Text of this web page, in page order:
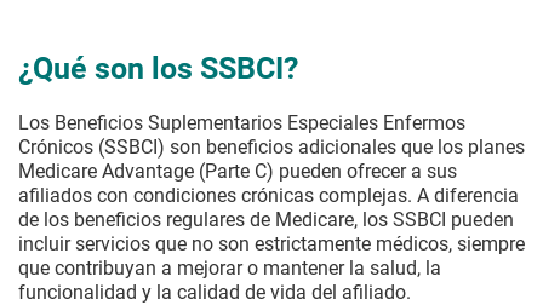
¿Qué son los SSBCI?
Los Beneficios Suplementarios Especiales Enfermos
Crónicos (SSBCI) son beneficios adicionales que los planes
Medicare Advantage (Parte C) pueden ofrecer a sus
afiliados con condiciones crónicas complejas. A diferencia
de los beneficios regulares de Medicare, los SSBCI pueden
incluir servicios que no son estrictamente médicos, siempre
que contribuyan a mejorar o mantener la salud, la
funcionalidad y la calidad de vida del afiliado.